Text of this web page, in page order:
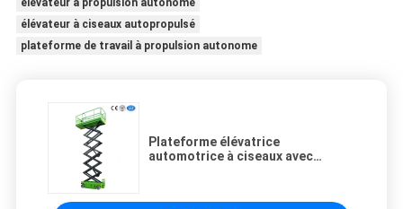
élévateur à propulsion autonome
élévateur à ciseaux autopropulsé
plateforme de travail à propulsion autonome
Plateforme élévatrice
automotrice à ciseaux avec